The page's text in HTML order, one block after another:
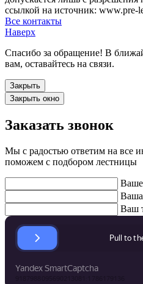
ссылкой на источник: www.pre-
Все контакты
Наверх
Спасибо за обращение! В
вам, оставайтесь на связи.
Закрыть
Закрыть окно
Заказать звонок
Мы с радостью ответим на все
поможем с подбором лестницы
Ваш